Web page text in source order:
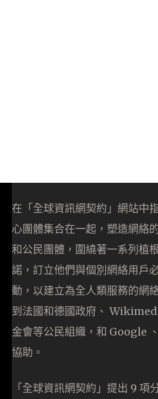
在「全球資訊網契約」網站中
心團體集合在一起，塑造網絡
和公民團體，圍繞著一系列植
諾，訂立他們與個別網絡用戶
動，以建立為全人類服務的網
到法國和德國政府、
金會等公民組織，和 Google
協助。
「全球資訊網契約」提出 9 項